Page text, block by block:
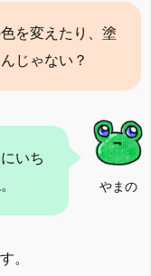
を変えたり、塗
じゃない？
やまの
いち
。